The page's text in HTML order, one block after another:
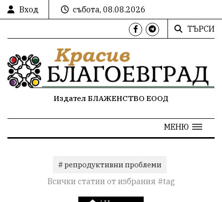
Вход
събота, 08.08.2026
ТЪРСИ
Издател БЛАЖЕНСТВО ЕООД
МЕНЮ
# репродуктивни проблеми
Всички статии от избрания #tag